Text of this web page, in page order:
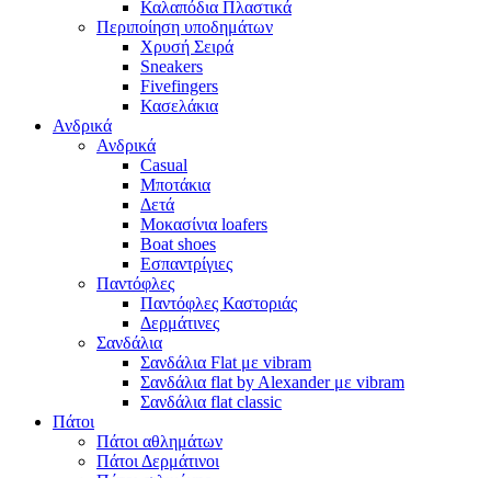
Καλαπόδια Πλαστικά
Περιποίηση υποδημάτων
Χρυσή Σειρά
Sneakers
Fivefingers
Κασελάκια
Ανδρικά
Ανδρικά
Casual
Μποτάκια
Δετά
Μοκασίνια loafers
Boat shoes
Εσπαντρίγιες
Παντόφλες
Παντόφλες Καστοριάς
Δερμάτινες
Σανδάλια
Σανδάλια Flat με vibram
Σανδάλια flat by Alexander με vibram
Σανδάλια flat classic
Πάτοι
Πάτοι αθλημάτων
Πάτοι Δερμάτινοι